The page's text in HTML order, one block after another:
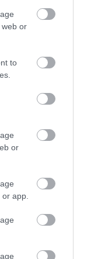
web or
to
or
app.
Dürer Kert
is,
a
ugyanakkor
is érdemes
a food truckok